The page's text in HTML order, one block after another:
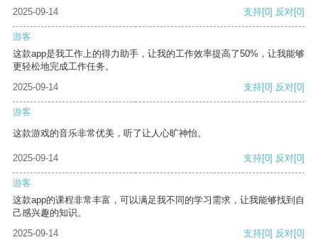
2025-09-14 支持[0] 反对[0]
游客
这款app是我工作上的得力助手，让我的工作效率提高了50%，让我能够
更轻松地完成工作任务。
2025-09-14
支持[0] 反对[0]
游客
这款游戏的音乐非常优美，听了让人心旷神怡。
2025-09-14 支持[0] 反对[0]
游客
这款app的课程非常丰富，可以满足我不同的学习需求，让我能够找到自
己感兴趣的知识。
2025-09-14
支持[0] 反对[0]